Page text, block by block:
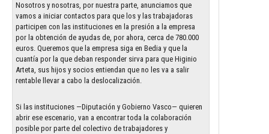
Nosotros y nosotras, por nuestra parte, anunciamos que
vamos a iniciar contactos para que los y las trabajadoras
participen con las instituciones en la presión a la empresa
por la obtención de ayudas de, por ahora, cerca de 780.000
euros. Queremos que la empresa siga en Bedia y que la
cuantía por la que deban responder sirva para que Higinio
Arteta, sus hijos y socios entiendan que no les va a salir
rentable llevar a cabo la deslocalización.
Si las instituciones —Diputación y Gobierno Vasco— quieren
abrir ese escenario, van a encontrar toda la colaboración
posible por parte del colectivo de trabajadores y